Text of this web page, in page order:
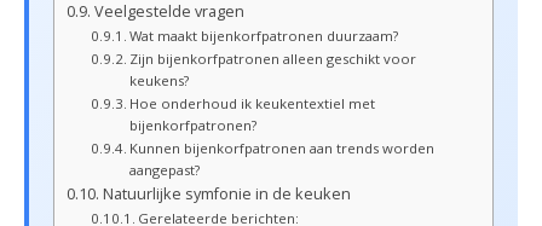
Veelgestelde vragen
Wat maakt bijenkorfpatronen duurzaam?
Zijn bijenkorfpatronen alleen geschikt voor
keukens?
Hoe onderhoud ik keukentextiel met
bijenkorfpatronen?
Kunnen bijenkorfpatronen aan trends worden
aangepast?
Natuurlijke symfonie in de keuken
Gerelateerde berichten: